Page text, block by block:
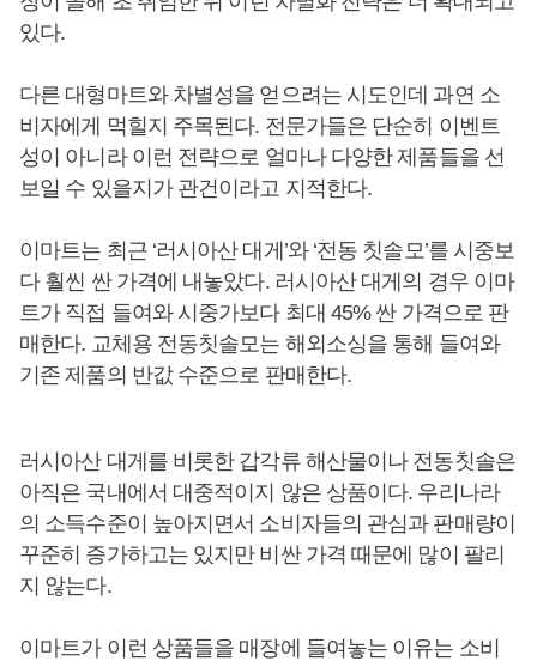
있다.
다른 대형마트와 차별성을 얻으려는 시도인데 과연 소
비자에게 먹힐지 주목된다. 전문가들은 단순히 이벤트
성이 아니라 이런 전략으로 얼마나 다양한 제품들을 선
보일 수 있을지가 관건이라고 지적한다.
이마트는 최근 ‘러시아산 대게’와 ‘전동 칫솔모’를 시중보
다 훨씬 싼 가격에 내놓았다. 러시아산 대게의 경우 이마
트가 직접 들여와 시중가보다 최대 45% 싼 가격으로 판
매한다. 교체용 전동칫솔모는 해외소싱을 통해 들여와
기존 제품의 반값 수준으로 판매한다.
러시아산 대게를 비롯한 갑각류 해산물이나 전동칫솔은
아직은 국내에서 대중적이지 않은 상품이다. 우리나라
의 소득수준이 높아지면서 소비자들의 관심과 판매량이
꾸준히 증가하고는 있지만 비싼 가격 때문에 많이 팔리
지 않는다.
이마트가 이런 상품들을 매장에 들여놓는 이유는 소비